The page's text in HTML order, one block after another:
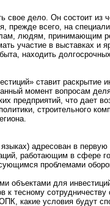
свое дело. Он состоит из
прежде всего, на
людям, принимающим
участие в выставках и
находить
ставит раскрытие
момент вопросам
предприятий, что дает
строительного
адресован в первую
работающим в сфере
проблемами
объектами для
к тесному
какие условия будут